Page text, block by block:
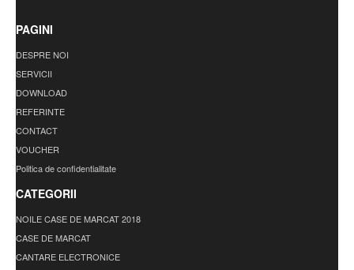
PAGINI
DESPRE NOI
SERVICII
DOWNLOAD
REFERINTE
CONTACT
VOUCHER
Politica de confidentialitate
CATEGORII
NOILE CASE DE MARCAT 2018
CASE DE MARCAT
CANTARE ELECTRONICE